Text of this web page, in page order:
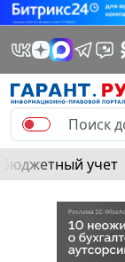
Бюджетный учет